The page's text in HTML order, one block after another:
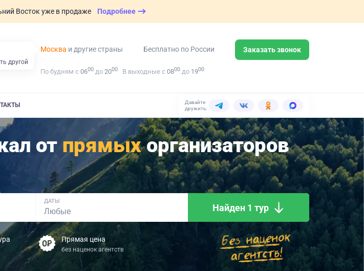
Восток уже в продаже Подробнее
Москва и другие страны Бесплатно по России Заказать звонок
По будням с 0600 до 2000 В выходные с 0800 до 1900
Давайте
дружить:
от прямыхорганизаторов
ДАТЫ
Найден 1 тур
Прямая цена
без наценок агентств
другой